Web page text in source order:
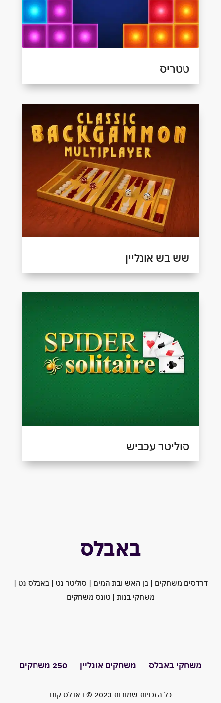
טטריס
שש בש אונליין
סוליטר עכביש
דרדסים משחקים |בן האש ובת המים | סוליטר נט |באבלס נט |
משחקי בנות | טונס משחקים
משחקי באבלס משחקים אונליין 250 משחקים
כל הזכויות שמורות 2023 © באבלס קום